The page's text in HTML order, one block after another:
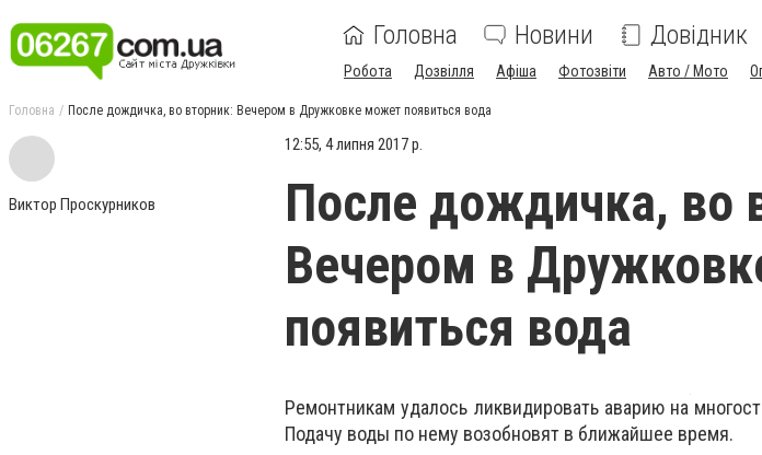
Головна Новини Довідник
Робота Дозвілля Афіша Фотозвіти Авто / Мото
Головна После дождичка, во вторник: Вечером в Дружковке может появиться вода
Виктор Проскурников
12:55, 4 липня 2017 р.
После дождичка, во
Вечером в
появиться вода
Ремонтникам удалось ликвидировать аварию на
Подачу воды по нему возобновят в ближайшее время.